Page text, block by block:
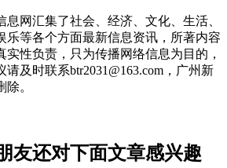
息网汇集了社会、经济、文化、生活、
乐等各个方面最新信息资讯，所著内容
实性负责，只为传播网络信息为目的，
及时联系btr2031@163.com，广州新
。
友还对下面文章感兴趣